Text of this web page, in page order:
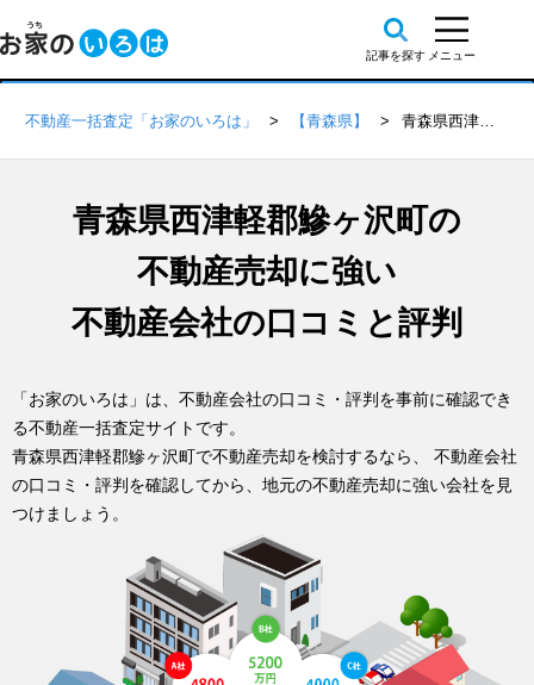
不動産一括査定「お家のいろは」 【青森県】 青森県西津軽郡鰺ヶ沢町の不動産会社 口コミ・評判一覧
青森県西津軽郡鰺ヶ沢町の
不動産売却に強い
不動産会社の口コミと評判
「お家のいろは」は、不動産会社の口コミ・評判を事前に確認でき
る不動産一括査定サイトです。
青森県西津軽郡鰺ヶ沢町で不動産売却を検討するなら、 不動産会社
の口コミ・評判を確認してから、地元の不動産売却に強い会社を見
つけましょう。